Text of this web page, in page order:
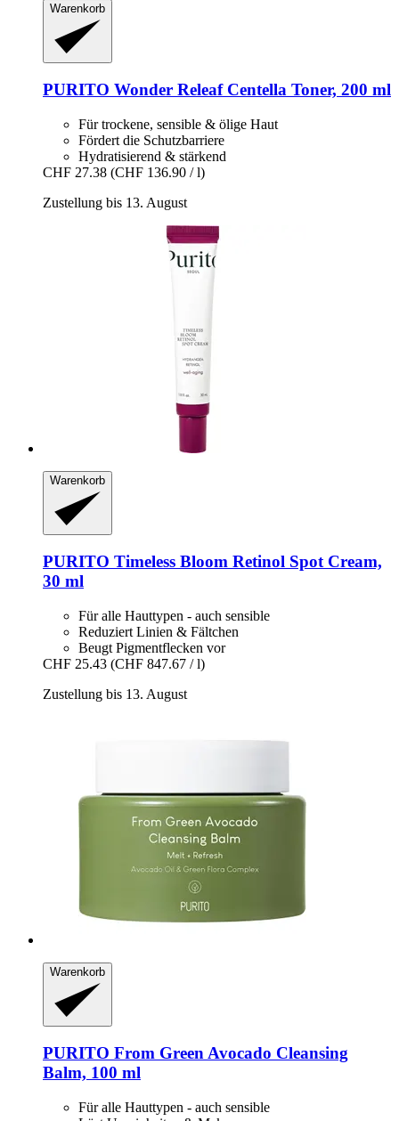
Warenkorb
PURITO Wonder Releaf Centella Toner, 200 ml
Für trockene, sensible & ölige Haut
Fördert die Schutzbarriere
Hydratisierend & stärkend
CHF 27.38 (CHF 136.90 / l)
Zustellung bis 13. August
Warenkorb
PURITO Timeless Bloom Retinol Spot Cream,
30 ml
Für alle Hauttypen - auch sensible
Reduziert Linien & Fältchen
Beugt Pigmentflecken vor
CHF 25.43 (CHF 847.67 / l)
Zustellung bis 13. August
Warenkorb
PURITO From Green Avocado Cleansing
Balm, 100 ml
Für alle Hauttypen - auch sensible